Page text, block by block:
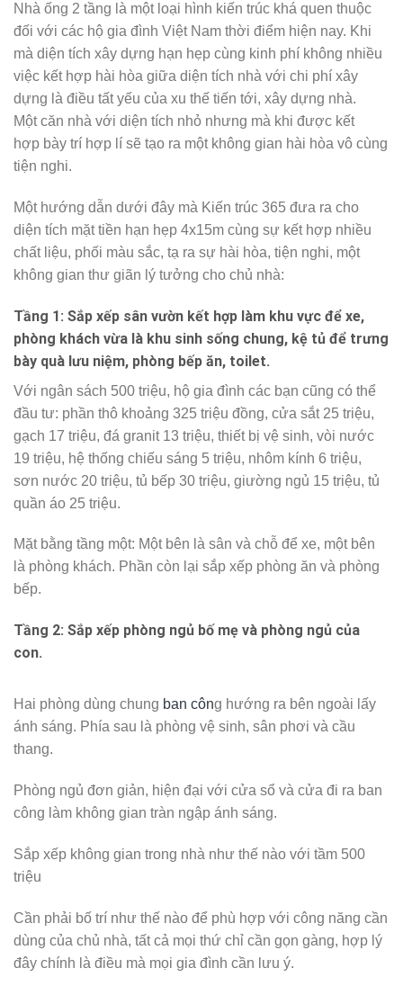
Nhà ống 2 tầng là một loại hình kiến trúc khá quen thuộc
đối với các hộ gia đình Việt Nam thời điểm hiện nay. Khi
mà diện tích xây dựng hạn hẹp cùng kinh phí không nhiều
việc kết hợp hài hòa giữa diện tích nhà với chi phí xây
dựng là điều tất yếu của xu thế tiến tới, xây dựng nhà.
Một căn nhà với diện tích nhỏ nhưng mà khi được kết
hợp bày trí hợp lí sẽ tạo ra một không gian hài hòa vô cùng
tiện nghi.
Một hướng dẫn dưới đây mà Kiến trúc 365 đưa ra cho
diện tích mặt tiền hạn hẹp 4x15m cùng sự kết hợp nhiều
chất liệu, phối màu sắc, tạ ra sự hài hòa, tiện nghi, một
không gian thư giãn lý tưởng cho chủ nhà:
Tầng 1: Sắp xếp sân vườn kết hợp làm khu vực để xe,
phòng khách vừa là khu sinh sống chung, kệ tủ để trưng
bày quà lưu niệm, phòng bếp ăn, toilet.
Với ngân sách 500 triệu, hộ gia đình các bạn cũng có thể
đầu tư: phần thô khoảng 325 triệu đồng, cửa sắt 25 triệu,
gạch 17 triệu, đá granit 13 triệu, thiết bị vệ sinh, vòi nước
19 triệu, hệ thống chiếu sáng 5 triệu, nhôm kính 6 triệu,
sơn nước 20 triệu, tủ bếp 30 triệu, giường ngủ 15 triệu, tủ
quần áo 25 triệu.
Mặt bằng tầng một: Một bên là sân và chỗ để xe, một bên
là phòng khách. Phần còn lại sắp xếp phòng ăn và phòng
bếp.
Tầng 2: Sắp xếp phòng ngủ bố mẹ và phòng ngủ của
con.
Hai phòng dùng chung ban công hướng ra bên ngoài lấy
ánh sáng. Phía sau là phòng vệ sinh, sân phơi và cầu
thang.
Phòng ngủ đơn giản, hiện đại với cửa sổ và cửa đi ra ban
công làm không gian tràn ngập ánh sáng.
Sắp xếp không gian trong nhà như thế nào với tầm 500
triệu
Cần phải bố trí như thế nào để phù hợp với công năng cần
dùng của chủ nhà, tất cả mọi thứ chỉ cần gọn gàng, hợp lý
đây chính là điều mà mọi gia đình cần lưu ý.